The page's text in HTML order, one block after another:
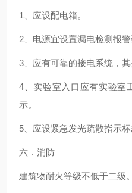
1 、应设配电箱。
2 、电源宜设置漏电检测报警
3 、应有可靠的接电系统，
4 、实验室入口应有实验
示。
5 、应设紧急发光疏散指示标
六．消防
建筑物耐火等级不低于二级。